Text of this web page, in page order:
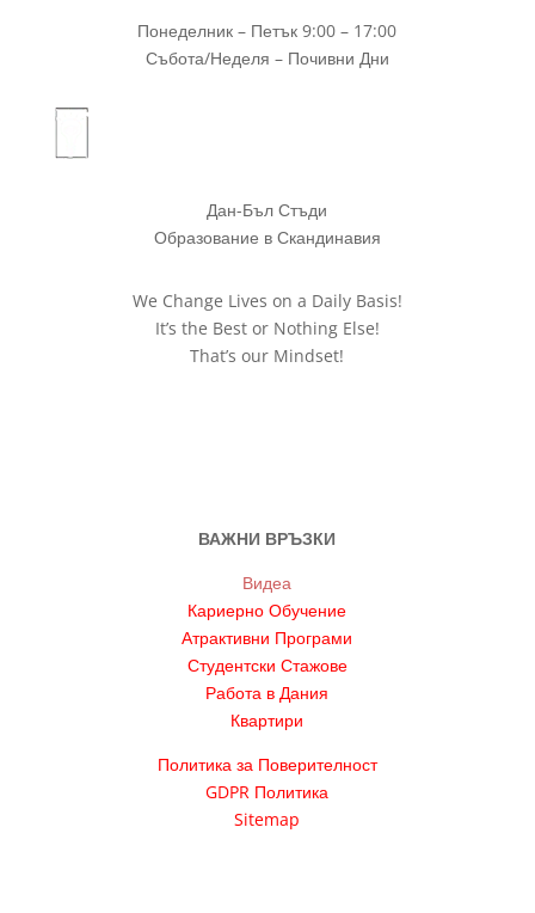
Понеделник – Петък 9:00 – 17:00
Събота/Неделя – Почивни Дни
Дан-Бъл Стъди
Образование в Скандинавия
We Change Lives on a Daily Basis!
It’s the Best or Nothing Else!
That’s our Mindset!
ВАЖНИ ВРЪЗКИ
Видеа
Кариерно Обучение
Атрактивни Програми
Студентски Стажове
Работа в Дания
Квартири
Политика за Поверителност
GDPR Политика
Sitemap